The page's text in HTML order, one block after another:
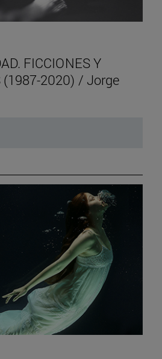
FICCIONES Y
(1987-2020) / Jorge